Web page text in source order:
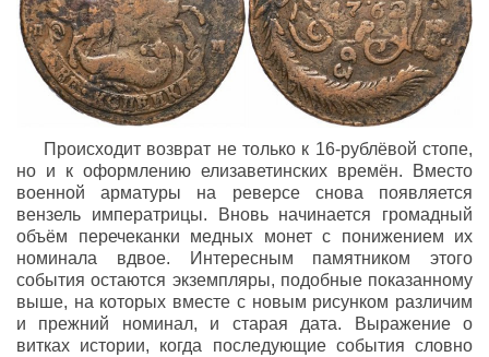
Происходит возврат не только к 16-рублёвой стопе,
но и к оформлению елизаветинских времён. Вместо
военной арматуры на реверсе снова появляется
вензель императрицы. Вновь начинается громадный
объём перечеканки медных монет с понижением их
номинала вдвое. Интересным памятником этого
события остаются экземпляры, подобные показанному
выше, на которых вместе с новым рисунком различим
и прежний номинал, и старая дата. Выражение о
витках истории, когда последующие события словно